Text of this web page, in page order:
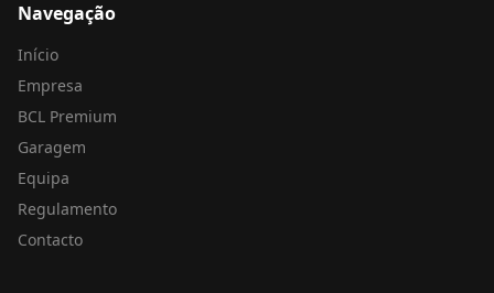
Navegação
Início
Empresa
BCL Premium
Garagem
Equipa
Regulamento
Contacto